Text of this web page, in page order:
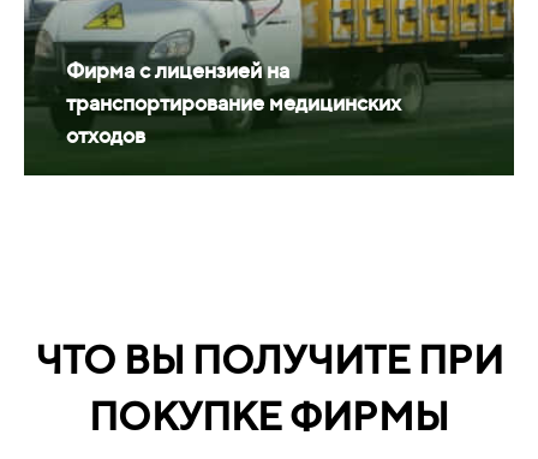
Фирма с лицензией на
транспортирование медицинских
отходов
ЧТО ВЫ ПОЛУЧИТЕ ПРИ
ПОКУПКЕ ФИРМЫ